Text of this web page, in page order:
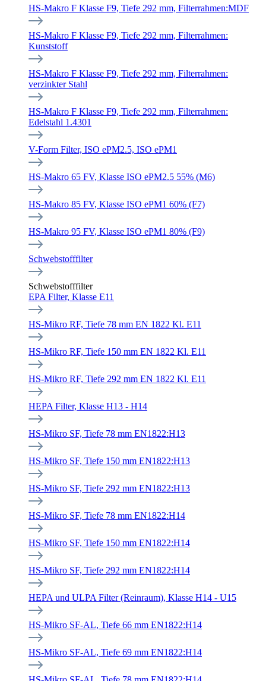
HS-Makro F Klasse F9, Tiefe 292 mm, Filterrahmen:MDF
HS-Makro F Klasse F9, Tiefe 292 mm, Filterrahmen:
Kunststoff
HS-Makro F Klasse F9, Tiefe 292 mm, Filterrahmen:
verzinkter Stahl
HS-Makro F Klasse F9, Tiefe 292 mm, Filterrahmen:
Edelstahl 1.4301
V-Form Filter, ISO ePM2.5, ISO ePM1
HS-Makro 65 FV, Klasse ISO ePM2.5 55% (M6)
HS-Makro 85 FV, Klasse ISO ePM1 60% (F7)
HS-Makro 95 FV, Klasse ISO ePM1 80% (F9)
Schwebstofffilter
Schwebstofffilter
EPA Filter, Klasse E11
HS-Mikro RF, Tiefe 78 mm EN 1822 Kl. E11
HS-Mikro RF, Tiefe 150 mm EN 1822 Kl. E11
HS-Mikro RF, Tiefe 292 mm EN 1822 Kl. E11
HEPA Filter, Klasse H13 - H14
HS-Mikro SF, Tiefe 78 mm EN1822:H13
HS-Mikro SF, Tiefe 150 mm EN1822:H13
HS-Mikro SF, Tiefe 292 mm EN1822:H13
HS-Mikro SF, Tiefe 78 mm EN1822:H14
HS-Mikro SF, Tiefe 150 mm EN1822:H14
HS-Mikro SF, Tiefe 292 mm EN1822:H14
HEPA und ULPA Filter (Reinraum), Klasse H14 - U15
HS-Mikro SF-AL, Tiefe 66 mm EN1822:H14
HS-Mikro SF-AL, Tiefe 69 mm EN1822:H14